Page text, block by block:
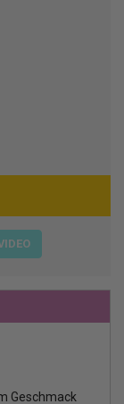
Geschmack